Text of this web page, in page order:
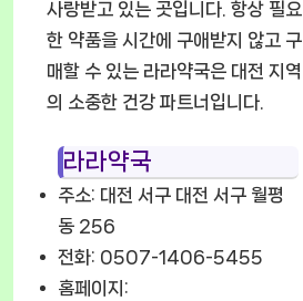
사랑받고 있는 곳입니다. 항상 필요
한 약품을 시간에 구애받지 않고 구
매할 수 있는 라라약국은 대전 지역
의 소중한 건강 파트너입니다.
라라약국
주소: 대전 서구 대전 서구 월평
동 256
전화: 0507-1406-5455
홈페이지: